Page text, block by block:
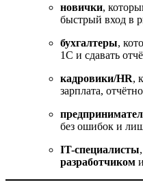
новички,
быстрый вход в
бухгалтеры,
1С и сдавать
кадровики/HR,
зарплата,
без ошибок и
IT-специалисты
разработчиком